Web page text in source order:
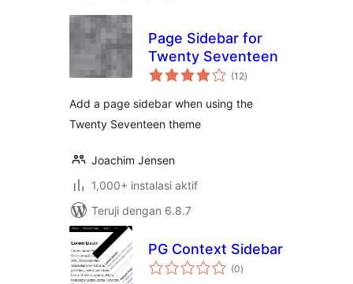
Page Sidebar for
Twenty Seventeen
(12total
rating
)
Add a page sidebar when using the
Twenty Seventeen theme
Joachim Jensen
1,000+ instalasi aktif
Teruji dengan 6.8.7
PG Context Sidebar
(0total
rating
)